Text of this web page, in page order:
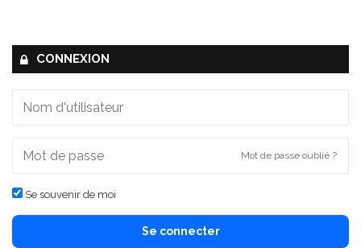
CONNEXION
Mot de passe oublié ?
Se souvenir de moi
Se connecter